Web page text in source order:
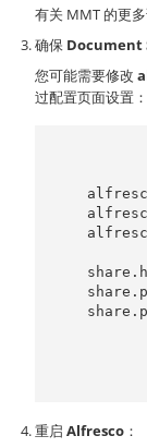
有关 MMT 的更
确保 Document
您可能需要修改
过配置页面设置：
重启 Alfresco ：